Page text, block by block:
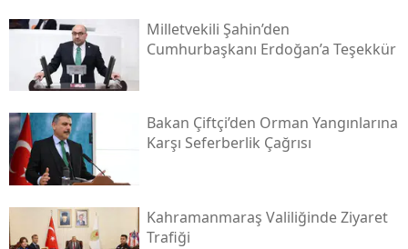
Milletvekili Şahin’den
Cumhurbaşkanı Erdoğan’a Teşekkür
Bakan Çiftçi’den Orman Yangınlarına
Karşı Seferberlik Çağrısı
Kahramanmaraş Valiliğinde Ziyaret
Trafiği